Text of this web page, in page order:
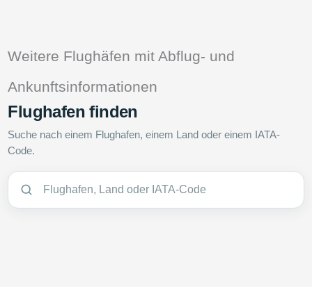
Weitere Flughäfen mit Abflug- und
Ankunftsinformationen
Flughafen finden
Suche nach einem Flughafen, einem Land oder einem IATA-
Code.